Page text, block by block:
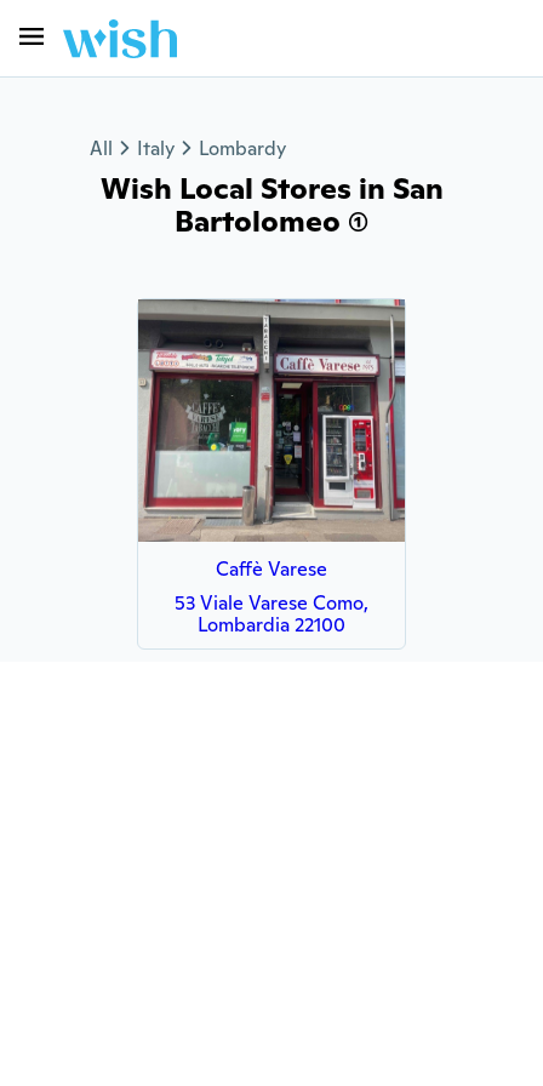
All Italy Lombardy
Wish Local Stores in San
Bartolomeo (1)
Caffè Varese
53 Viale Varese Como,
Lombardia 22100